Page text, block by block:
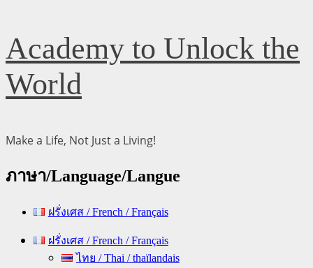
Skip
to
content
Academy to Unlock the
World
Make a Life, Not Just a Living!
ภาษา/Language/Langue
ฝรั่งเศส / French / Français
Primary ฝรั่งเศส / French / Français
ไทย / Thai / thaïlandais